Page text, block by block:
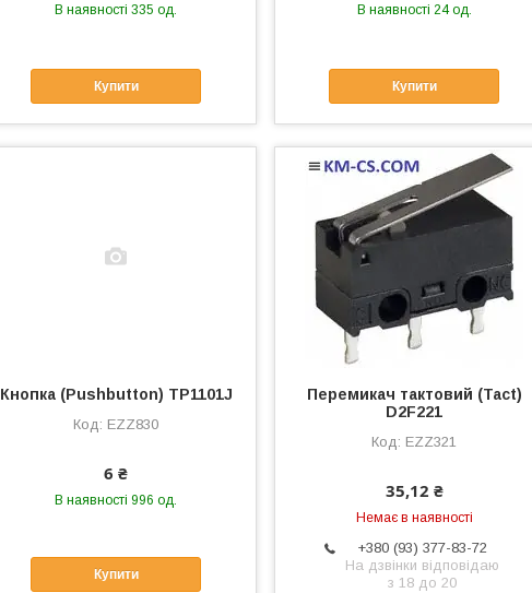
В наявності 335 од.
Купити
В наявності 24 од.
Купити
Кнопка (Pushbutton) TP1101J
EZZ830
6 ₴
В наявності 996 од.
Купити
Перемикач тактовий (Tact)
D2F221
EZZ321
35,12 ₴
Немає в наявності
+380 (93) 377-83-72
На дзвінки відповідаю
з 18 до 20